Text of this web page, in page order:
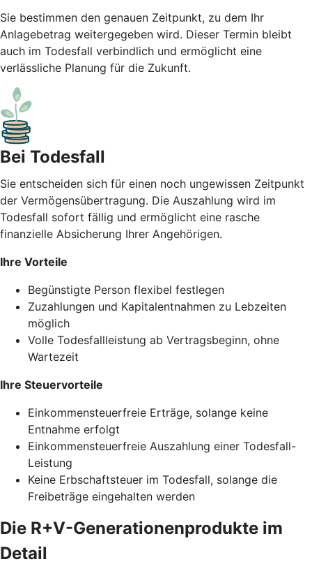
Sie bestimmen den genauen Zeitpunkt, zu dem Ihr
Anlagebetrag weitergegeben wird. Dieser Termin bleibt
auch im Todesfall verbindlich und ermöglicht eine
verlässliche Planung für die Zukunft.
Bei Todesfall
Sie entscheiden sich für einen noch ungewissen Zeitpunkt
der Vermögensübertragung. Die Auszahlung wird im
Todesfall sofort fällig und ermöglicht eine rasche
finanzielle Absicherung Ihrer Angehörigen.
Ihre Vorteile
Begünstigte Person flexibel festlegen
Zuzahlungen und Kapitalentnahmen zu Lebzeiten
möglich
Volle Todesfallleistung ab Vertragsbeginn, ohne
Wartezeit
Ihre Steuervorteile
Einkommensteuerfreie Erträge, solange keine
Entnahme erfolgt
Einkommensteuerfreie Auszahlung einer Todesfall-
Leistung
Keine Erbschaftsteuer im Todesfall, solange die
Freibeträge eingehalten werden
Die R+V-Generationenprodukte im
Detail